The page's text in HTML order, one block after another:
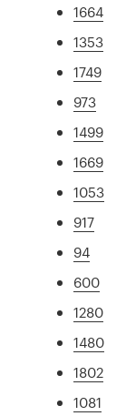
1664
1353
1749
973
1499
1669
1053
917
94
600
1280
1480
1802
1081